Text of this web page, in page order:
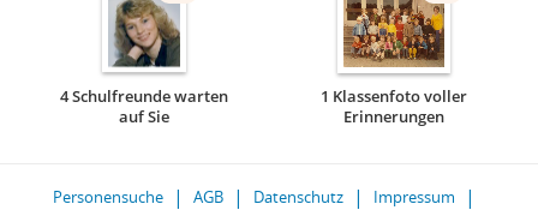
4 Schulfreunde warten
auf Sie
1 Klassenfoto voller
Erinnerungen
Personensuche AGB Datenschutz
Impressum